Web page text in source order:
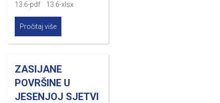
13.6-pdf 13.6-xlsx
Pročitaj više
ZASIJANE
POVRŠINE U
JESENJOJ SJETVI